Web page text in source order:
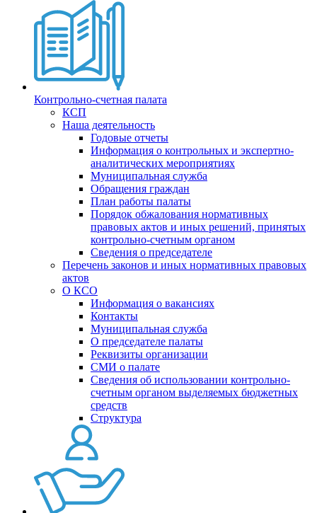
Контрольно-счетная палата
КСП
Наша деятельность
Годовые отчеты
Информация о контрольных и экспертно-
аналитических мероприятиях
Муниципальная служба
Обращения граждан
План работы палаты
Порядок обжалования нормативных
правовых актов и иных решений, принятых
контрольно-счетным органом
Сведения о председателе
Перечень законов и иных нормативных правовых
актов
О КСО
Информация о вакансиях
Контакты
Муниципальная служба
О председателе палаты
Реквизиты организации
СМИ о палате
Сведения об использовании контрольно-
счетным органом выделяемых бюджетных
средств
Структура